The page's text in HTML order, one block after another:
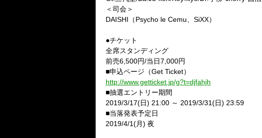
＜司会＞
DAISHI （Psycho le Cemu SiXX）
●チケット
全席スタンディング
前売6,500円/当日7,000円
■申込ページ（Get Ticket）
http://www.getticket.jp/g?t=djfahjh
■抽選エントリー期間
2019/3/17(日) 21:00 ～ 2019/3/31(日) 23:59
■当落発表予定日
2019/4/1(月) 夜